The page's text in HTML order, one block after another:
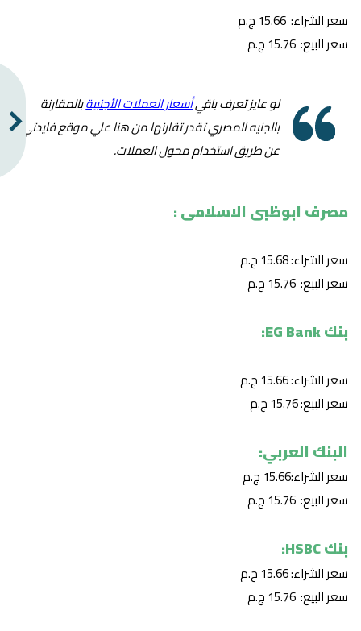
سعر الشراء: 15.66 ج.م
سعر البيع: 15.76 ج.م
لو عايز تعرف باقيأسعار العملات الأجنبيةبالمقارنة
بالجنيه المصري تقدر تقارنها من هنا علي موقع فايدتي
عن طريق استخدام محول العملات.
مصرف ابوظبى الاسلامى :
سعر الشراء: 15.68 ج.م
سعر البيع: 15.76 ج.م
بنك EG Bank:
سعر الشراء: 15.66 ج.م
سعر البيع: 15.76 ج.م
البنك العربي:
سعر الشراء:15.66 ج.م
سعر البيع: 15.76 ج.م
بنك HSBC:
سعر الشراء: 15.66 ج.م
سعر البيع: 15.76 ج.م